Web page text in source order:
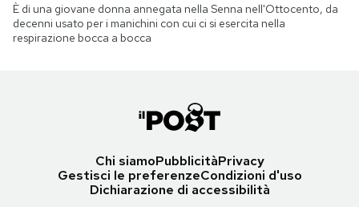
È di una giovane donna annegata nella Senna nell'Ottocento, da
decenni usato per i manichini con cui ci si esercita nella
respirazione bocca a bocca
Chi siamoPubblicitàPrivacy
Gestisci le preferenzeCondizioni d'uso
Dichiarazione di accessibilità